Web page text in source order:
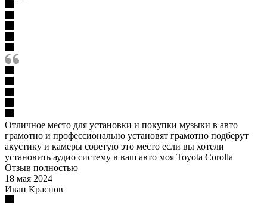
Отличное место для установки и покупки музыки в авто
грамотно и профессионально установят грамотно подберут
акустику и камеры советую это место если вы хотели
установить аудио систему в ваш авто моя Toyota Corolla
Отзыв полностью
18 мая 2024
Иван Краснов